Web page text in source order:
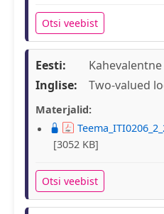
Otsi veebist
Eesti:
Inglise:
Two-valued
Materjalid:
[3052 KB]
Otsi veebist